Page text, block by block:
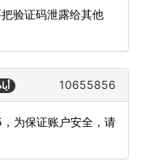
验证码泄露给其他
10655856
为保证账户安全，请